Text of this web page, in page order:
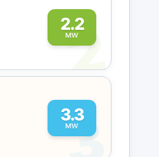
2.2
MW
2
3.3
MW